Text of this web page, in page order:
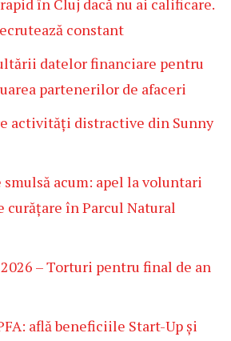
în Cluj dacă nu ai calificare.
constant
datelor financiare pentru
partenerilor de afaceri
activități distractive din Sunny
acum: apel la voluntari
curățare în Parcul Natural
– Torturi pentru final de an
află beneficiile Start-Up și